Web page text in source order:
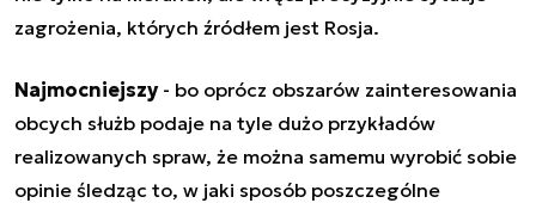
zagrożenia, których źródłem jest Rosja.
Najmocniejszy- bo oprócz obszarów zainteresowania
obcych służb podaje na tyle dużo przykładów
realizowanych spraw, że można samemu wyrobić sobie
opinie śledząc to, w jaki sposób poszczególne